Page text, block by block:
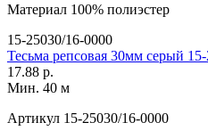
Материал 100% полиэстер
15-25030/16-0000
Тесьма репсовая 30мм серый
17.88 р.
Мин. 40 м
Артикул 15-25030/16-0000